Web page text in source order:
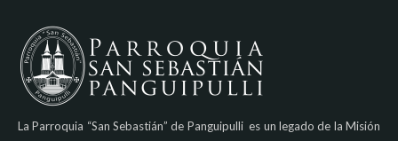
La Parroquia “San Sebastián” de Panguipulli es un legado de la Misión